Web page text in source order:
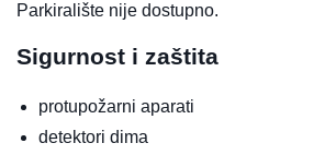
Parkiralište nije dostupno.
Sigurnost i zaštita
protupožarni aparati
detektori dima